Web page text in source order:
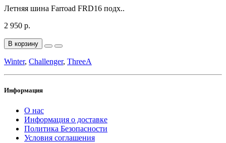
Летняя шина Farroad FRD16 подх..
2 950 р.
В корзину
Winter, Challenger, ThreeA
Информация
О нас
Информация о доставке
Политика Безопасности
Условия соглашения